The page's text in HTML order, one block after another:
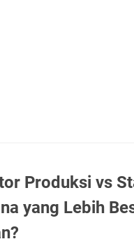
Produksi vs
yang Lebih